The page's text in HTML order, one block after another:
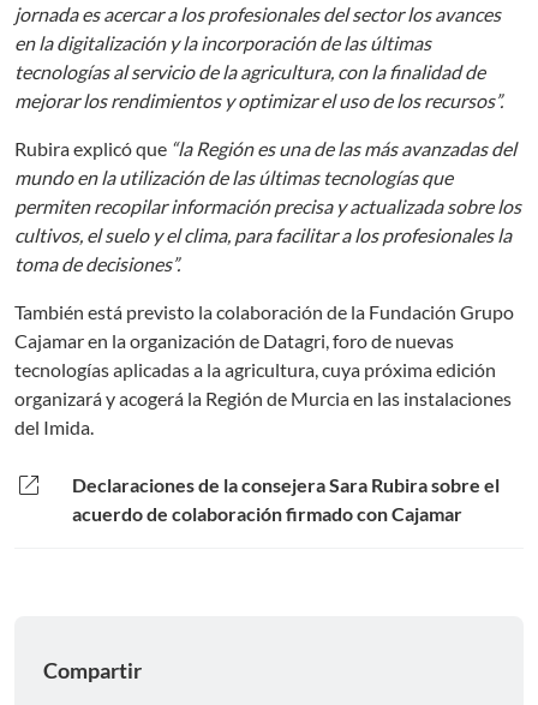
jornada es acercar a los profesionales del sector los avances
en la digitalización y la incorporación de las últimas
tecnologías al servicio de la agricultura, con la finalidad de
mejorar los rendimientos y optimizar el uso de los recursos”.
Rubira explicó que “la Región es una de las más avanzadas del
mundo en la utilización de las últimas tecnologías que
permiten recopilar información precisa y actualizada sobre los
cultivos, el suelo y el clima, para facilitar a los profesionales la
toma de decisiones”.
También está previsto la colaboración de la Fundación Grupo
Cajamar en la organización de Datagri, foro de nuevas
tecnologías aplicadas a la agricultura, cuya próxima edición
organizará y acogerá la Región de Murcia en las instalaciones
del Imida.
open_in_new
Declaraciones de la consejera Sara Rubira sobre el
acuerdo de colaboración firmado con Cajamar
Compartir